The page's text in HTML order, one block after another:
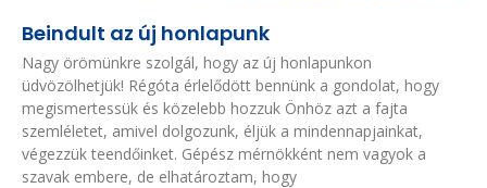
Beindult az új honlapunk
Nagy örömünkre szolgál, hogy az új honlapunkon
üdvözölhetjük! Régóta érlelődött bennünk a gondolat, hogy
megismertessük és közelebb hozzuk Önhöz azt a fajta
szemléletet, amivel dolgozunk, éljük a mindennapjainkat,
végezzük teendőinket. Gépész mérnökként nem vagyok a
szavak embere, de elhatároztam, hogy